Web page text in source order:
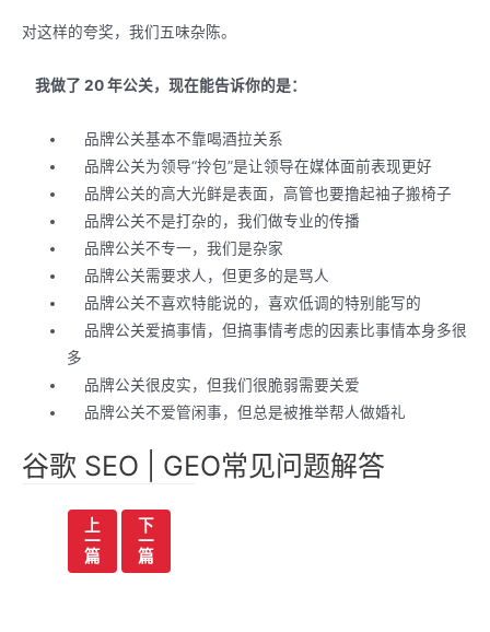
对这样的夸奖，我们五味杂陈。
我做了 20 年公关，现在能告诉你的是：
品牌公关基本不靠喝酒拉关系
品牌公关为领导“拎包”是让领导在媒体面前表现更好
品牌公关的高大光鲜是表面，高管也要撸起袖子搬椅子
品牌公关不是打杂的，我们做专业的传播
品牌公关不专一，我们是杂家
品牌公关需要求人，但更多的是骂人
品牌公关不喜欢特能说的，喜欢低调的特别能写的
品牌公关爱搞事情，但搞事情考虑的因素比事情本身多很
多
品牌公关很皮实，但我们很脆弱需要关爱
品牌公关不爱管闲事，但总是被推举帮人做婚礼
谷歌 SEO | GEO常见问题解答
上
一
篇
下
一
篇